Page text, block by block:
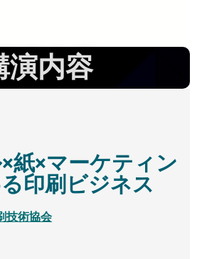
演内容
×紙×マーケティン
印刷ビジネス
技術協会